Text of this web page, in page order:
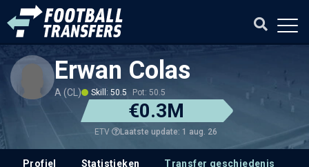
Erwan Colas
A (CL) Skill: 50.5 Pot: 50.5
€0.3M
ETV Laatste update: 1 aug. 26
Profiel Statistieken Transfer geschiedenis